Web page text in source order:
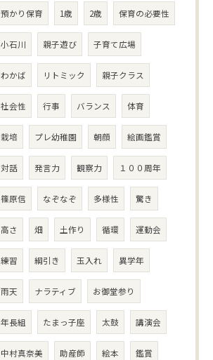
預かり保育 1歳 2歳 保育の必要性
小石川 親子遊び 子育て広場
わかば リトミック 親子クラス
社会性 行事 バランス 体育
栽培 プレ幼稚園 朝顔 絵画鑑賞
対話 発言力 観察力 １００周年
篠原信 なぞなぞ 多様性 驚き
高さ 畑 土作り 循環 運動会
練習 綱引き 玉入れ 異学年
雨天 ナラティブ お御堂参り
年長組 たまっ子座 太鼓 講演会
中村真奈美 助産師 絵本 鑑賞